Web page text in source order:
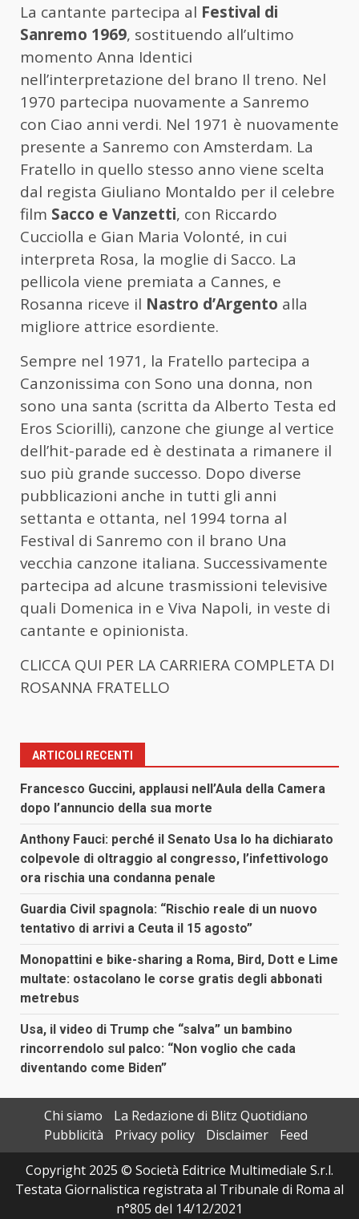
La cantante partecipa al Festival di
Sanremo 1969, sostituendo all’ultimo
momento Anna Identici
nell’interpretazione del brano Il treno. Nel
1970 partecipa nuovamente a Sanremo
con Ciao anni verdi. Nel 1971 è nuovamente
presente a Sanremo con Amsterdam. La
Fratello in quello stesso anno viene scelta
dal regista Giuliano Montaldo per il celebre
film Sacco e Vanzetti, con Riccardo
Cucciolla e Gian Maria Volonté, in cui
interpreta Rosa, la moglie di Sacco. La
pellicola viene premiata a Cannes, e
Rosanna riceve il Nastro d’Argento alla
migliore attrice esordiente.
Sempre nel 1971, la Fratello partecipa a
Canzonissima con Sono una donna, non
sono una santa (scritta da Alberto Testa ed
Eros Sciorilli), canzone che giunge al vertice
dell’hit-parade ed è destinata a rimanere il
suo più grande successo. Dopo diverse
pubblicazioni anche in tutti gli anni
settanta e ottanta, nel 1994 torna al
Festival di Sanremo con il brano Una
vecchia canzone italiana. Successivamente
partecipa ad alcune trasmissioni televisive
quali Domenica in e Viva Napoli, in veste di
cantante e opinionista.
CLICCA QUI PER LA CARRIERA COMPLETA DI
ROSANNA FRATELLO
ARTICOLI RECENTI
Francesco Guccini, applausi nell’Aula della Camera
dopo l’annuncio della sua morte
Anthony Fauci: perché il Senato Usa lo ha dichiarato
colpevole di oltraggio al congresso, l’infettivologo
ora rischia una condanna penale
Guardia Civil spagnola: “Rischio reale di un nuovo
tentativo di arrivi a Ceuta il 15 agosto”
Monopattini e bike-sharing a Roma, Bird, Dott e Lime
multate: ostacolano le corse gratis degli abbonati
metrebus
Usa, il video di Trump che “salva” un bambino
rincorrendolo sul palco: “Non voglio che cada
diventando come Biden”
Chi siamo
La Redazione di Blitz Quotidiano
Pubblicità
Privacy policy Disclaimer
Feed
Copyright 2025 © Società Editrice Multimediale S.r.l.
Testata Giornalistica registrata al Tribunale di Roma al
n°805 del 14/12/2021